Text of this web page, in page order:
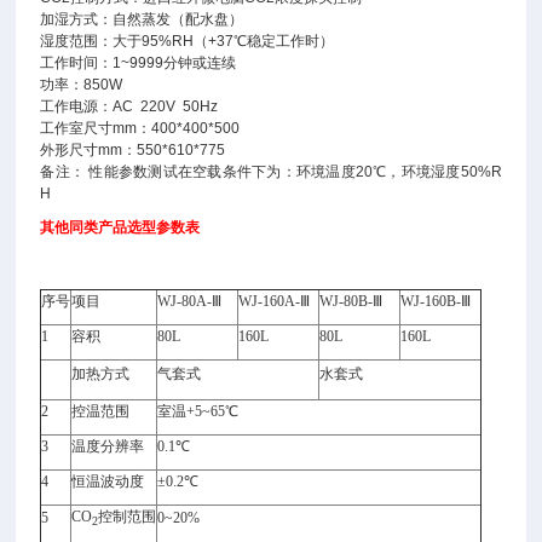
加湿方式：自然蒸发（配水盘）
湿度范围：大于95%RH（+37℃稳定工作时）
工作时间：1~9999分钟或连续
功率：850W
工作电源：AC 220V 50Hz
工作室尺寸mm：400*400*500
外形尺寸mm：550*610*775
备注： 性能参数测试在空载条件下为：环境温度20℃，环境湿度50%R
H
其他同类产品选型参数表
序号项目 WJ-80A-Ⅲ WJ-160A-Ⅲ WJ-80B-Ⅲ WJ-160B-Ⅲ
1 容积 80L 160L 80L 160L
加热方式 气套式 水套式
2 控温范围 室温+5~65℃
3 温度分辨率 0.1℃
4 恒温波动度 ±0.2℃
5 CO2控制范围 0~20%